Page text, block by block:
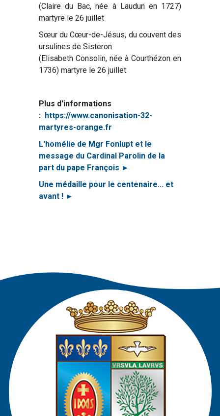
(Claire du Bac, née à Laudun en 1727)
martyre le 26 juillet
Sœur du Cœur-de-Jésus, du couvent des
ursulines de Sisteron
(Elisabeth Consolin, née à Courthézon en
1736) martyre le 26 juillet
Plus d'informations
: https://www.canonisation-32-
martyres-orange.fr
L'homélie de Mgr Fonlupt et le
message du Cardinal Parolin de la
part du pape François ►
Une médaille pour le centenaire... et
avant ! ►